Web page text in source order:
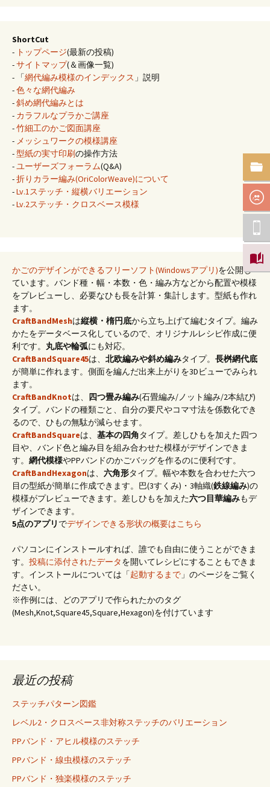
ShortCut
- トップページ(最新の投稿)
-サイトマップ(＆画像一覧)
- 「網代編み模様のインデックス 」説明
-色々な網代編み
-斜め網代編みとは
- カラフルなプラかご講座
-竹細工のかご図面講座
- メッシュワークの模様講座
-型紙の実寸印刷の操作方法
-ユーザーズフォーラム(Q&A)
-折りカラー編み(OriColorWeave)について
-Lv.1ステッチ・縦横バリエーション
-Lv.2ステッチ・クロスベース模様
かごのデザインができるフリーソフト(Windowsアプリ)を公開し
ています。バンド種・幅・本数・色・編み方などから配置や模様
をプレビューし、必要なひも長を計算・集計します。型紙も作れ
ます。
CraftBandMeshは縦横・楕円底から立ち上げて編むタイプ。編み
かたをデータベース化しているので、オリジナルレシピ作成に便
利です。 丸底や輪弧にも対応。
CraftBandSquare45は、 北欧編みや斜め編みタイプ。 長桝網代底
が簡単に作れます。側面を編んだ出来上がりを3Dビューでみられ
ます。
CraftBandKnotは、 四つ畳み編み(石畳編み/ノット編み/2本結び)
タイプ。バンドの種類ごと、自分の要尺やコマ寸法を係数化でき
るので、ひもの無駄が減らせます。
CraftBandSquareは、 基本の四角タイプ。差しひもを加えた四つ
目や、バンド色と編み目を組み合わせた模様がデザインできま
す。 網代模様やPPバンドのかごバッグを作るのに便利です。
CraftBandHexagonは、 六角形タイプ。幅や本数を合わせた六つ
目の型紙が簡単に作成できます。巴(3すくみ)・3軸織(鉄線編み)の
模様がプレビューできます。差しひもを加えた六つ目華編みもデ
ザインできます。
5点のアプリ でデザインできる形状の概要はこちら
パソコンにインストールすれば、誰でも自由に使うことができま
す。 投稿に添付されたデータを開いてレシピにすることもできま
す。インストールについては「起動するまで 」のページをご覧く
ださい。
※作例には、どのアプリで作られたかのタグ
(Mesh,Knot,Square45,Square,Hexagon)を付けています
最近の投稿
ステッチパターン図鑑
レベル2・クロスベース非対称ステッチのバリエーション
PPバンド・アヒル模様のステッチ
PPバンド・線虫模様のステッチ
PPバンド・独楽模様のステッチ